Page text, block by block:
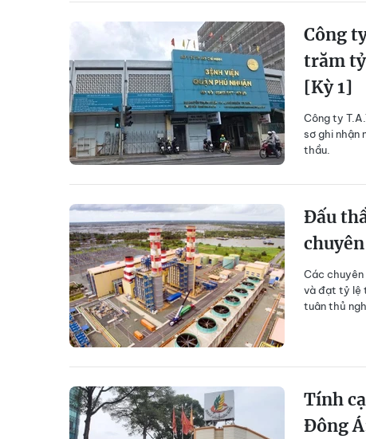
Công
trăm
[Kỳ 1]
Công ty
sơ ghi nhận
thầu.
Đấu
Các chuyên
và đạt tỷ lệ
tuân thủ
Tính
Đông